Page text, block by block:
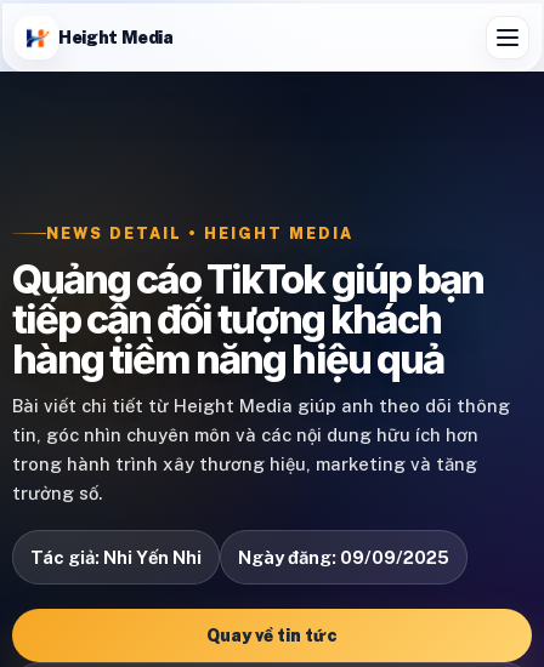
Height Media
NEWS DETAIL • HEIGHT MEDIA
Quảng cáo TikTok giúp bạn
tiếp cận đối tượng khách
hàng tiềm năng hiệu quả
Bài viết chi tiết từ Height Media giúp anh theo dõi thông
tin, góc nhìn chuyên môn và các nội dung hữu ích hơn
trong hành trình xây thương hiệu, marketing và tăng
trưởng số.
Tác giả: Nhi Yến Nhi Ngày đăng: 09/09/2025
Quay về tin tức